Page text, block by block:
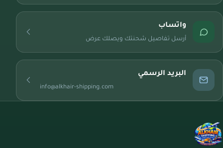
واتساب
أرسل تفاصيل شحنتك ويصلك عرض
البريد الرسمي
info@alkhair-shipping.com